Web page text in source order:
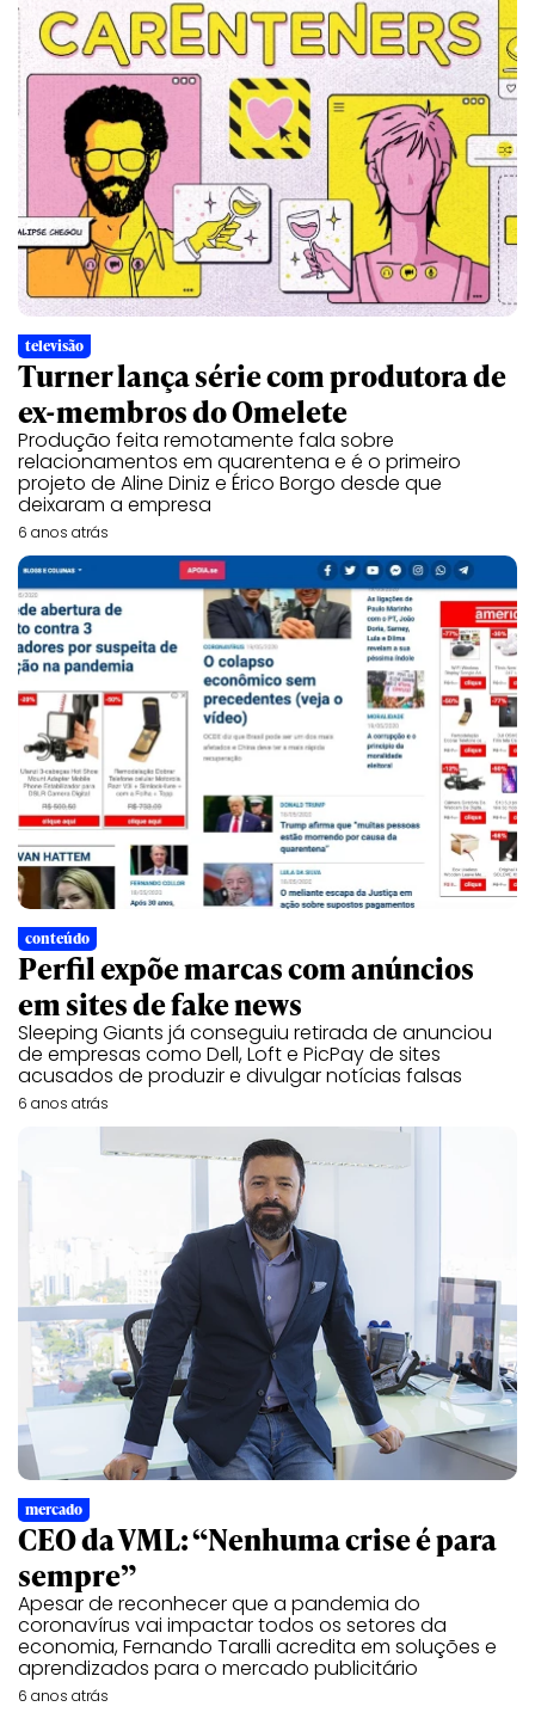
televisão
Turner lança série com produtora de
ex-membros do Omelete
Produção feita remotamente fala sobre
relacionamentos em quarentena e é o primeiro
projeto de Aline Diniz e Érico Borgo desde que
deixaram a empresa
6 anos atrás
conteúdo
Perfil expõe marcas com anúncios
em sites de fake news
Sleeping Giants já conseguiu retirada de anunciou
de empresas como Dell, Loft e PicPay de sites
acusados de produzir e divulgar notícias falsas
6 anos atrás
mercado
CEO da VML: “Nenhuma crise é para
sempre”
Apesar de reconhecer que a pandemia do
coronavírus vai impactar todos os setores da
economia, Fernando Taralli acredita em soluções e
aprendizados para o mercado publicitário
6 anos atrás